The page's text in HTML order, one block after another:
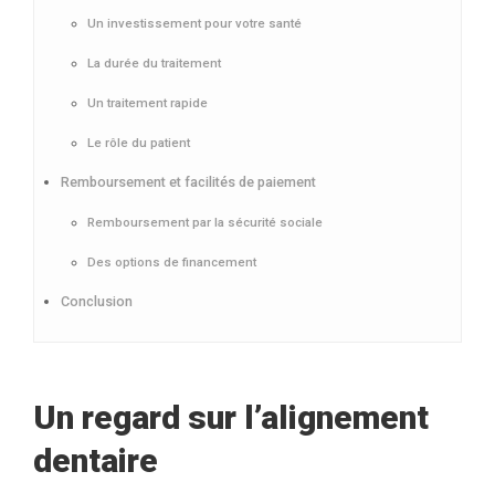
Un investissement pour votre santé
La durée du traitement
Un traitement rapide
Le rôle du patient
Remboursement et facilités de paiement
Remboursement par la sécurité sociale
Des options de financement
Conclusion
Un regard sur l’alignement
dentaire